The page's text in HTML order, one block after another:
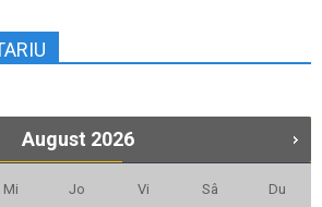
August 2026
Mi Jo Vi Sâ Du